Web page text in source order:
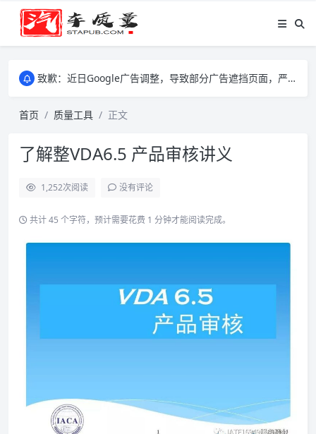
致歉：近日Google广告调整，导致部分广告遮挡页面，严重影响大家访问体验，将尽快调整完成，由此带来的不便，特意致歉！
致歉：近日Google广告调整，导致部分广告遮挡页面，严重影响大家访问体验，将尽快调整完成，由此带来的不便，特意致歉！
首页 质量工具 正文
了解整VDA6.5 产品审核讲义
1,252次阅读 没有评论
共计 45 个字符，预计需要花费 1 分钟才能阅读完成。